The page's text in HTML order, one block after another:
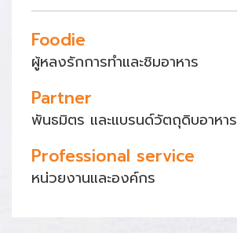
Foodie
ผู้หลงรักการทำและชิมอาหาร
Partner
พันธมิตร และแบรนด์วัตถุดิบอาหาร
Professional service
หน่วยงานและองค์กร